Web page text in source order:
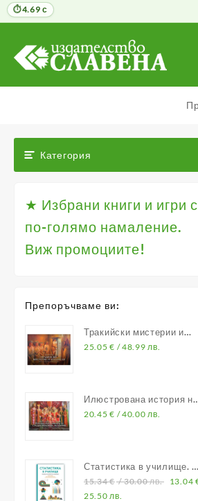
съдържанието
Категория
★ Избрани книги и игри с
по-голямо намаление.
Виж промоциите!
Препоръчваме ви:
Тракийски мистерии и
владетели
25.05€ / 48.99 лв.
Илюстрована история на
Средновековна България
20.45€ / 40.00 лв.
Статистика в училище. В
помощ на учителите по
математика
15.34€/ 30.00 лв. 13.04
25.50 лв.
4.69 с